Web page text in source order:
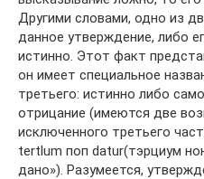
Другими словами, одно из
данное утверждение, либо
истинно. Этот факт
он имеет специальное
третьего: истинно либо
отрицание (имеются две
исключенного третьего
tertlum поп datur(тэрциум
дано»). Разумеется,